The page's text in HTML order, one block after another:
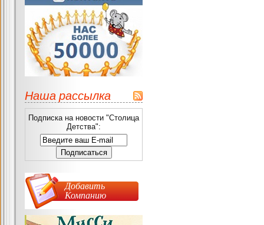
Наша рассылка
Подписка на новости "Столица
Детства":
Добавить
Компанию